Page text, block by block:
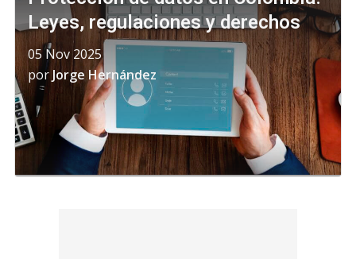
Leyes, regulaciones y derechos
05 Nov 2025
por Jorge Hernández